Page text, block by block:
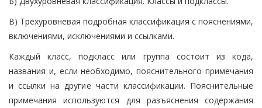
В) Трехуровневая подробная классификация с пояснениями,
включениями, исключениями и ссылками.
Каждый класс, подкласс или группа состоит из кода,
названия и, если необходимо, пояснительного примечания
и ссылки на другие части классификации. Пояснительные
примечания используются для разъяснения содержания